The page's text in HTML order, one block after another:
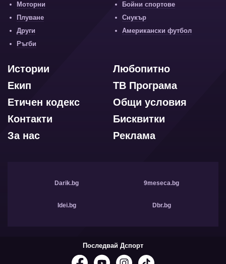
Моторни
Бойни спортове
Плуване
Снукър
Други
Американски футбол
Ръгби
Любопитно
Истории
ТВ Програма
Екип
Общи условия
Етичен кодекс
Бисквитки
Контакти
Реклама
За нас
Darik.bg 9meseca.bg
Idei.bg Dbr.bg
Последвай Дспорт